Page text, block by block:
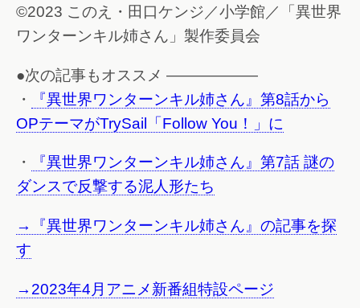
©2023 このえ・田口ケンジ／小学館／「異世界
ワンターンキル姉さん」製作委員会
●次の記事もオススメ ——————
・
『異世界ワンターンキル姉さん』第8話から
OPテーマがTrySail「Follow You！」に
・
『異世界ワンターンキル姉さん』第7話 謎の
ダンスで反撃する泥人形たち
→『異世界ワンターンキル姉さん』の記事を探
す
→2023年4月アニメ新番組特設ページ